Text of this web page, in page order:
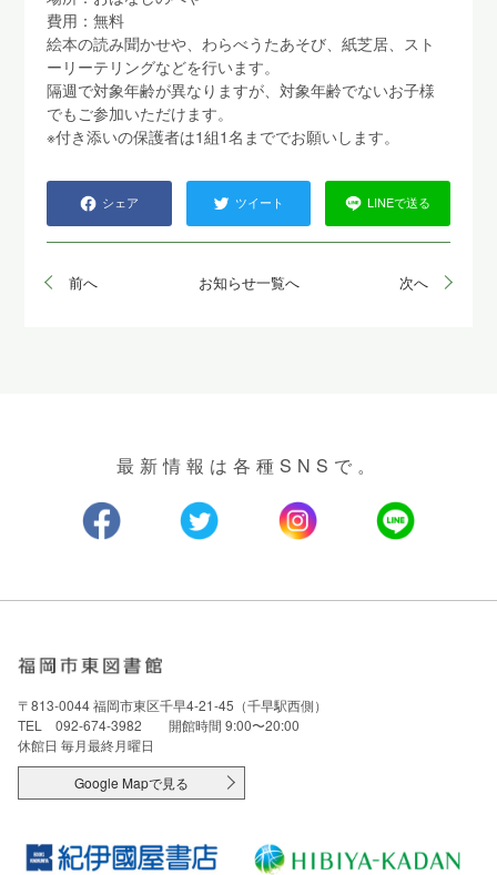
費用：無料
絵本の読み聞かせや、わらべうたあそび、紙芝居、スト
ーリーテリングなどを行います。
隔週で対象年齢が異なりますが、対象年齢でないお子様
でもご参加いただけます。
※付き添いの保護者は1組1名まででお願いします。
シェア ツイート LINEで送る
前へ お知らせ一覧へ 次へ
最新情報は各種SNSで。
〒813-0044 福岡市東区千早4-21-45（千早駅西側）
TEL 092-674-3982 開館時間 9:00〜20:00
休館日 毎月最終月曜日
Google Mapで見る